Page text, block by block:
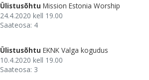
Ülistusõhtu Mission Estonia Worship
24.4.2020 kell 19.00
Saateosa: 4
Ülistusõhtu EKNK Valga kogudus
10.4.2020 kell 19.00
Saateosa: 3